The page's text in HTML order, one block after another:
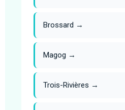
Brossard →
Magog →
Trois-Rivières →